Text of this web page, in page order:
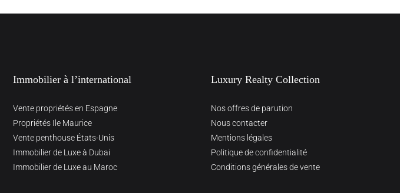
Immobilier à l’international
Vente propriétés en Espagne
Propriétés Ile Maurice
Vente penthouse États-Unis
Immobilier de Luxe à Dubai
Immobilier de Luxe au Maroc
Luxury Realty Collection
Nos offres de parution
Nous contacter
Mentions légales
Politique de confidentialité
Conditions générales de vente